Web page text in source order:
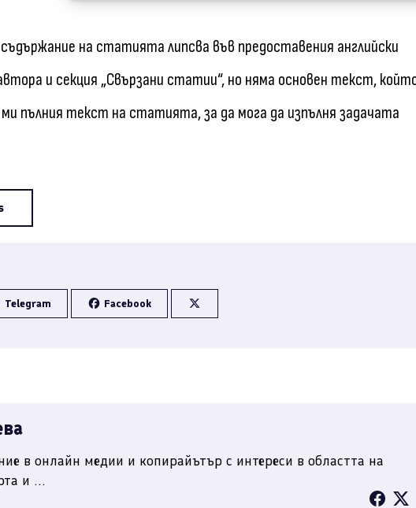
на статията липсва във предоставения английски
и секция „Свързани статии“, но няма основен текст,
пълния текст на статията, за да мога да изпълня задачата
Telegram Facebook
в онлайн медии и копирайътър с интереси в областта на
и ...